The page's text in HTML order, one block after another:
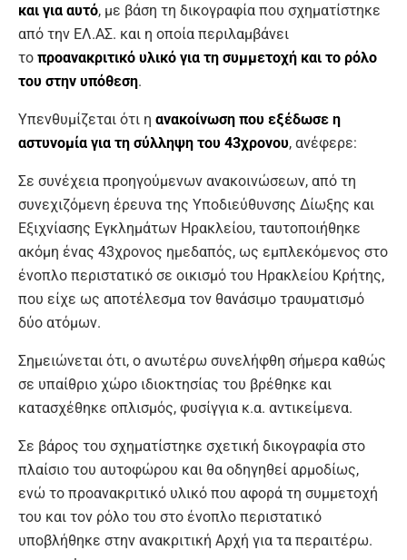
και για αυτό, με βάση τη δικογραφία που σχηματίστηκε
από την ΕΛ.ΑΣ. και η οποία περιλαμβάνει
το προανακριτικό υλικό για τη συμμετοχή και το ρόλο
του στην υπόθεση.
Υπενθυμίζεται ότι η ανακοίνωση που εξέδωσε η
αστυνομία για τη σύλληψη του 43χρονου, ανέφερε:
Σε συνέχεια προηγούμενων ανακοινώσεων, από τη
συνεχιζόμενη έρευνα της Υποδιεύθυνσης Δίωξης και
Εξιχνίασης Εγκλημάτων Ηρακλείου, ταυτοποιήθηκε
ακόμη ένας 43χρονος ημεδαπός, ως εμπλεκόμενος στο
ένοπλο περιστατικό σε οικισμό του Ηρακλείου Κρήτης,
που είχε ως αποτέλεσμα τον θανάσιμο τραυματισμό
δύο ατόμων.
Σημειώνεται ότι, ο ανωτέρω συνελήφθη σήμερα καθώς
σε υπαίθριο χώρο ιδιοκτησίας του βρέθηκε και
κατασχέθηκε οπλισμός, φυσίγγια κ.α. αντικείμενα.
Σε βάρος του σχηματίστηκε σχετική δικογραφία στο
πλαίσιο του αυτοφώρου και θα οδηγηθεί αρμοδίως,
ενώ το προανακριτικό υλικό που αφορά τη συμμετοχή
του και τον ρόλο του στο ένοπλο περιστατικό
υποβλήθηκε στην ανακριτική Αρχή για τα περαιτέρω.